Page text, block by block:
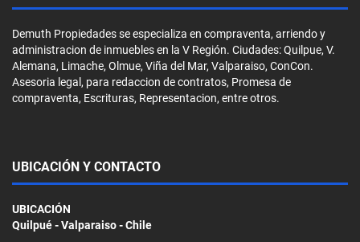
Demuth Propiedades se especializa en compraventa, arriendo y
administracion de inmuebles en la V Región. Ciudades: Quilpue, V.
Alemana, Limache, Olmue, Viña del Mar, Valparaiso, ConCon.
Asesoria legal, para redaccion de contratos, Promesa de
compraventa, Escrituras, Representacion, entre otros.
UBICACIÓN Y CONTACTO
UBICACIÓN
Quilpué - Valparaiso - Chile